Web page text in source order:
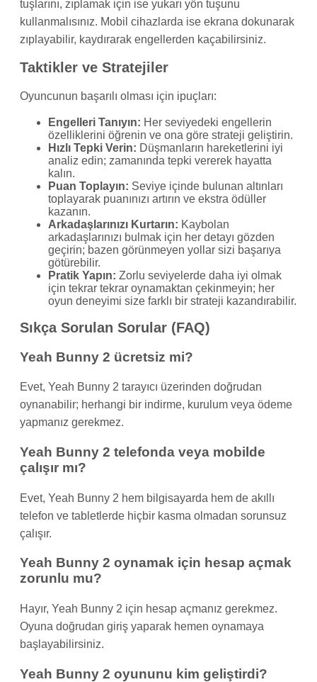
tuşlarını, zıplamak için ise yukarı yön tuşunu
kullanmalısınız. Mobil cihazlarda ise ekrana dokunarak
zıplayabilir, kaydırarak engellerden kaçabilirsiniz.
Taktikler ve Stratejiler
Oyuncunun başarılı olması için ipuçları:
Engelleri Tanıyın: Her seviyedeki engellerin
özelliklerini öğrenin ve ona göre strateji geliştirin.
Hızlı Tepki Verin: Düşmanların hareketlerini iyi
analiz edin; zamanında tepki vererek hayatta
kalın.
Puan Toplayın: Seviye içinde bulunan altınları
toplayarak puanınızı artırın ve ekstra ödüller
kazanın.
Arkadaşlarınızı Kurtarın: Kaybolan
arkadaşlarınızı bulmak için her detayı gözden
geçirin; bazen görünmeyen yollar sizi başarıya
götürebilir.
Pratik Yapın: Zorlu seviyelerde daha iyi olmak
için tekrar tekrar oynamaktan çekinmeyin; her
oyun deneyimi size farklı bir strateji kazandırabilir.
Sıkça Sorulan Sorular (FAQ)
Yeah Bunny 2 ücretsiz mi?
Evet, Yeah Bunny 2 tarayıcı üzerinden doğrudan
oynanabilir; herhangi bir indirme, kurulum veya ödeme
yapmanız gerekmez.
Yeah Bunny 2 telefonda veya mobilde
çalışır mı?
Evet, Yeah Bunny 2 hem bilgisayarda hem de akıllı
telefon ve tabletlerde hiçbir kasma olmadan sorunsuz
çalışır.
Yeah Bunny 2 oynamak için hesap açmak
zorunlu mu?
Hayır, Yeah Bunny 2 için hesap açmanız gerekmez.
Oyuna doğrudan giriş yaparak hemen oynamaya
başlayabilirsiniz.
Yeah Bunny 2 oyununu kim geliştirdi?